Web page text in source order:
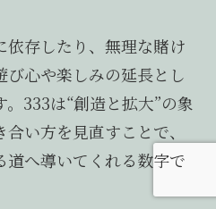
依存したり、無理な賭け
心や楽しみの延長とし
333は“創造と拡大”の象
い方を見直すことで、
へ導いてくれる数字で